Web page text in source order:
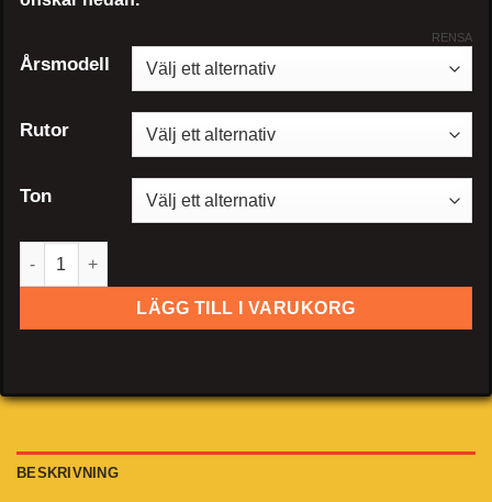
Årsmodell
Rutor
Ton
RENSA
Volkswagen Tiguan LTD mängd
LÄGG TILL I VARUKORG
BESKRIVNING